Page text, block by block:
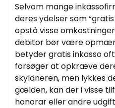
Selvom mange
deres ydelser som
opstå visse
debitor bør være
betyder gratis inkasso
forsøger at opkræve
skyldneren, men lykkes
gælden, kan der i visse
honorar eller andre